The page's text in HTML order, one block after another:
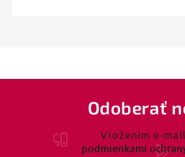
Odoberať
Vložením e-
podmienkami